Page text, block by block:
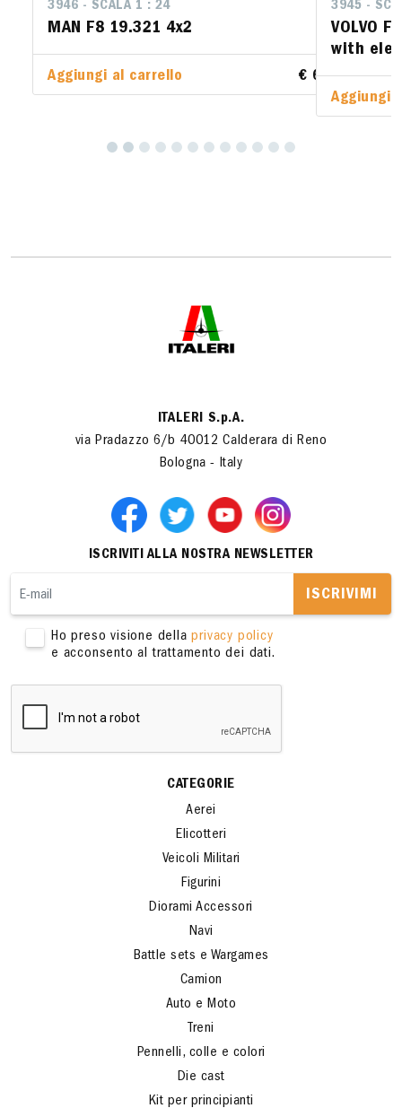
3945 - SCALA 1 : 24
VOLVO F16 Globetrotter Canvas Truck
with elevator
Aggiungi al carrello € 69.00
ITALERI S.p.A.
via Pradazzo 6/b 40012 Calderara di Reno
Bologna - Italy
ISCRIVITI ALLA NOSTRA NEWSLETTER
ISCRIVIMI
Ho preso visione dellaprivacy policy
e acconsento al trattamento dei dati.
CATEGORIE
Aerei
Elicotteri
Veicoli Militari
Figurini
Diorami Accessori
Navi
Battle sets e Wargames
Camion
Auto e Moto
Treni
Pennelli, colle e colori
Die cast
Kit per principianti